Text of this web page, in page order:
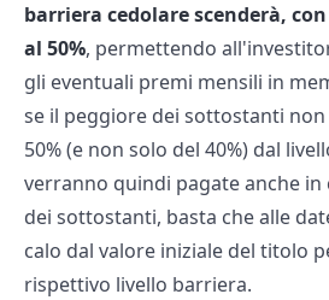
barriera cedolare scenderà,
al 50%, permettendo
gli eventuali premi mensili in
se il peggiore dei sottostanti
50% (e non solo del 40%) dal
verranno quindi pagate anche in
dei sottostanti, basta che alle
calo dal valore iniziale del titolo
rispettivo livello barriera.